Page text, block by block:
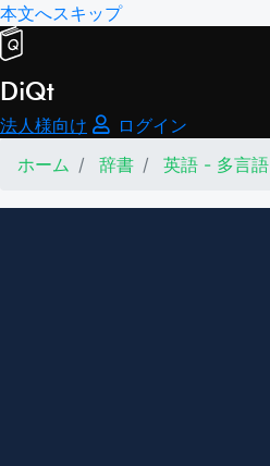
本文へスキップ
DiQt
法人様向け
ログイン
ホーム
辞書 英語 - 多言語